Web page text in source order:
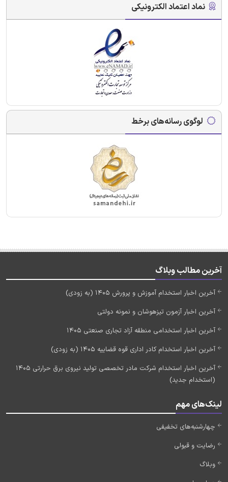
نماد اعتماد الکترونیکی
لوگوی رسانه‌های برخط
آخرین مطالب وبلاگ
آخرین اخبار استخدام آموزش و پرورش 1405 (به زودی)
آخرین اخبار آزمون تیزهوشان و نمونه دولتی
آخرین اخبار استخدامی منطقه آزاد تجاری صنعتی 1405
آخرین اخبار استخدام کادر اداری قوه قضاییه 1405 (به زودی)
آخرین اخبار استخدام شرکت مادر تخصصی تولید نیروی برق حرارتی 1405
(استخدام جدید)
لینک‌های مهم
چهارشنبه‌های تخفیفی
رضایت و قبولی
وبلاگ